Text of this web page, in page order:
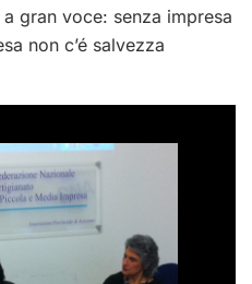
gran voce: senza impresa
non c’é salvezza